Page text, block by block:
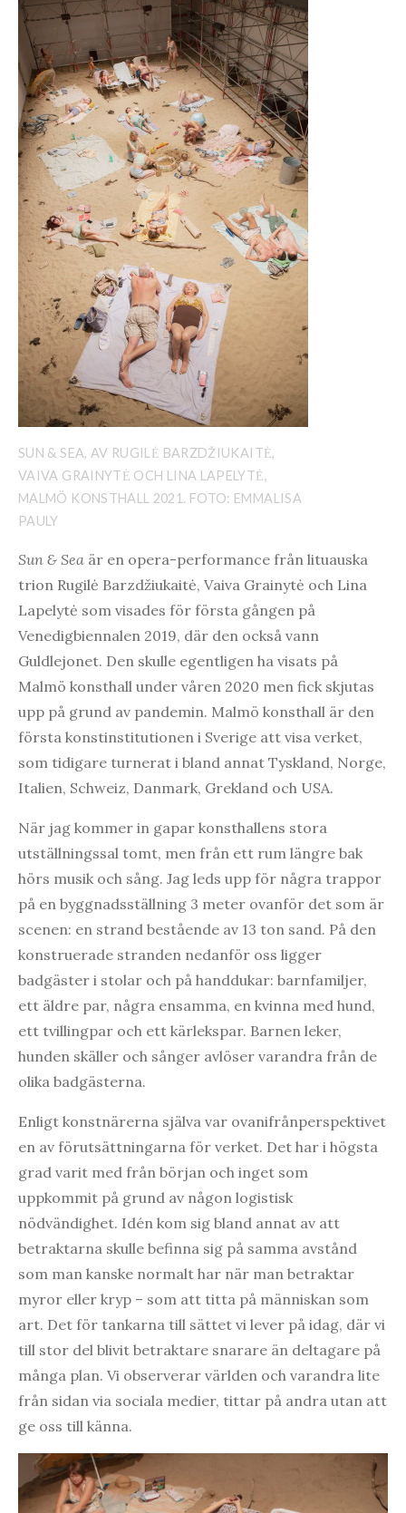
SUN & SEA, AV RUGILĖ BARZDŽIUKAITĖ,
VAIVA GRAINYTĖ OCH LINA LAPELYTĖ,
MALMÖ KONSTHALL 2021. FOTO: EMMALISA
PAULY
Sun & Sea är en opera-performance från lituauska
trion Rugilė Barzdžiukaitė, Vaiva Grainytė och Lina
Lapelytė som visades för första gången på
Venedigbiennalen 2019, där den också vann
Guldlejonet. Den skulle egentligen ha visats på
Malmö konsthall under våren 2020 men fick skjutas
upp på grund av pandemin. Malmö konsthall är den
första konstinstitutionen i Sverige att visa verket,
som tidigare turnerat i bland annat Tyskland, Norge,
Italien, Schweiz, Danmark, Grekland och USA.
När jag kommer in gapar konsthallens stora
utställningssal tomt, men från ett rum längre bak
hörs musik och sång. Jag leds upp för några trappor
på en byggnadsställning 3 meter ovanför det som är
scenen: en strand bestående av 13 ton sand. På den
konstruerade stranden nedanför oss ligger
badgäster i stolar och på handdukar: barnfamiljer,
ett äldre par, några ensamma, en kvinna med hund,
ett tvillingpar och ett kärlekspar. Barnen leker,
hunden skäller och sånger avlöser varandra från de
olika badgästerna.
Enligt konstnärerna själva var ovanifrånperspektivet
en av förutsättningarna för verket. Det har i högsta
grad varit med från början och inget som
uppkommit på grund av någon logistisk
nödvändighet. Idén kom sig bland annat av att
betraktarna skulle befinna sig på samma avstånd
som man kanske normalt har när man betraktar
myror eller kryp – som att titta på människan som
art. Det för tankarna till sättet vi lever på idag, där vi
till stor del blivit betraktare snarare än deltagare på
många plan. Vi observerar världen och varandra lite
från sidan via sociala medier, tittar på andra utan att
ge oss till känna.